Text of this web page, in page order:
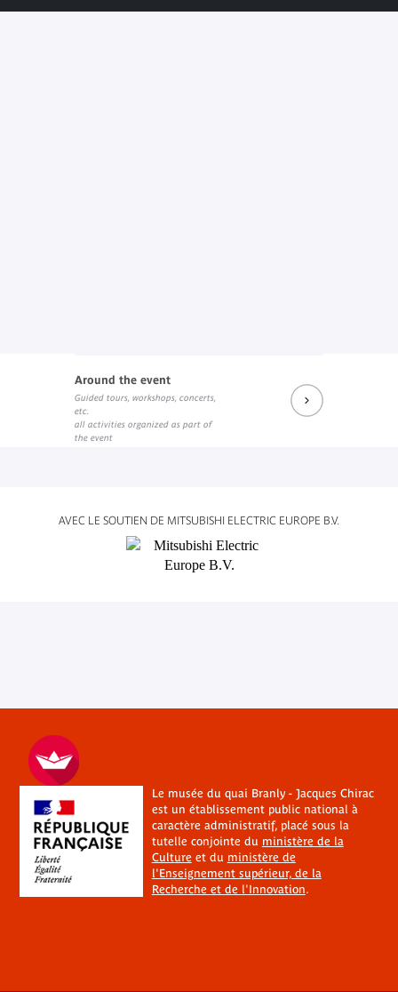
Around the event
Guided tours, workshops, concerts,
etc.
all activities organized as part of
the event
AVEC LE SOUTIEN DE MITSUBISHI ELECTRIC EUROPE B.V.
Le musée du quai Branly - Jacques Chirac
est un établissement public national à
caractère administratif, placé sous la
tutelle conjointe du ministère de la
Cultureet du ministère de
l'Enseignement supérieur, de la
Recherche et de l'Innovation.